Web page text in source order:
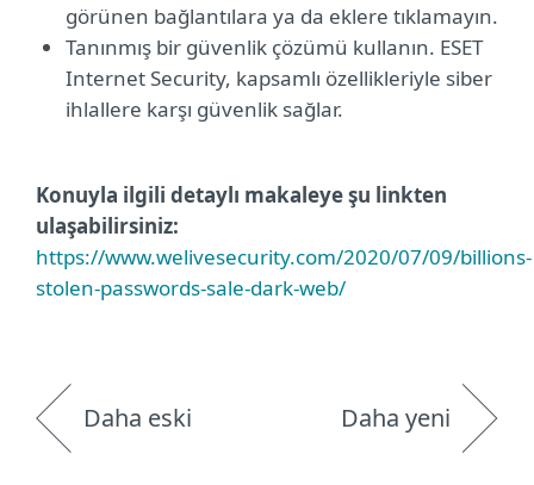
görünen bağlantılara ya da eklere tıklamayın.
Tanınmış bir güvenlik çözümü kullanın. ESET
Internet Security, kapsamlı özellikleriyle siber
ihlallere karşı güvenlik sağlar.
Konuyla ilgili detaylı makaleye şu linkten
ulaşabilirsiniz:
https://www.welivesecurity.com/2020/07/09/billions-
stolen-passwords-sale-dark-web/
Daha eski Daha yeni